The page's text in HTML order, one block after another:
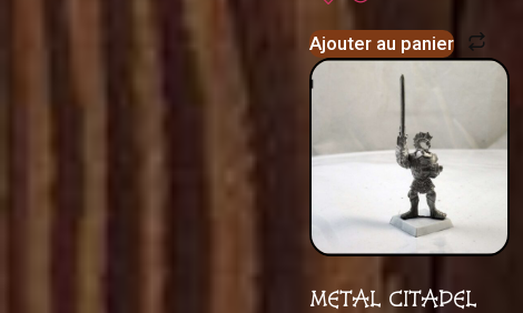
Ajouter au panier
METAL CITADEL